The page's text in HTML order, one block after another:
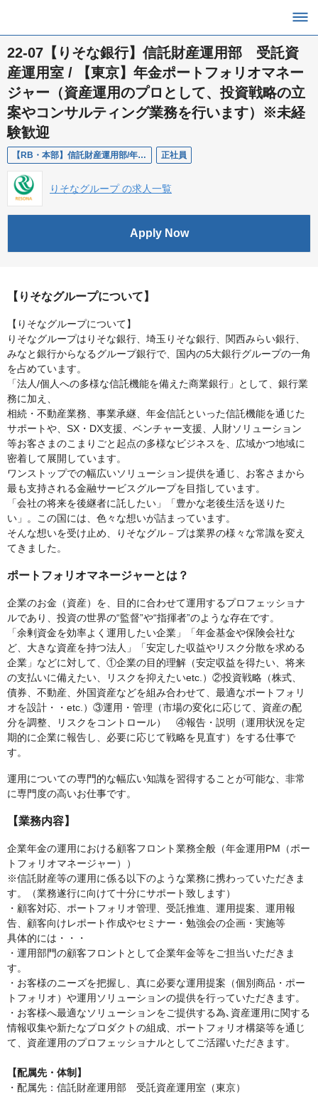
22-07【りそな銀行】信託財産運用部 受託資
産運用室 / 【東京】年金ポートフォリオマネー
ジャー（資産運用のプロとして、投資戦略の立
案やコンサルティング業務を行います）※未経
験歓迎
【RB・本部】信託財産運用部/年金ポートフォリオマネージャー 正社員
りそなグループ の求人一覧
Apply Now
【りそなグループについて】
【りそなグループについて】
りそなグループはりそな銀行、埼玉りそな銀行、関西みらい銀行、
みなと銀行からなるグループ銀行で、国内の5大銀行グループの一角
を占めています。
「法人/個人への多様な信託機能を備えた商業銀行」として、銀行業
務に加え、
相続・不動産業務、事業承継、年金信託といった信託機能を通じた
サポートや、SX・DX支援、ベンチャー支援、人財ソリューション
等お客さまのこまりごと起点の多様なビジネスを、広域かつ地域に
密着して展開しています。
ワンストップでの幅広いソリューション提供を通じ、お客さまから
最も支持される金融サービスグループを目指しています。
「会社の将来を後継者に託したい」「豊かな老後生活を送りた
い」。この国には、色々な想いが詰まっています。
そんな想いを受け止め、りそなグル－プは業界の様々な常識を変え
てきました。
ポートフォリオマネージャーとは？
企業のお金（資産）を、目的に合わせて運用するプロフェッショナ
ルであり、投資の世界の“監督”や“指揮者”のような存在です。
「余剰資金を効率よく運用したい企業」「年金基金や保険会社な
ど、大きな資産を持つ法人」「安定した収益やリスク分散を求める
企業」などに対して、①企業の目的理解（安定収益を得たい、将来
の支払いに備えたい、リスクを抑えたいetc.）②投資戦略（株式、
債券、不動産、外国資産などを組み合わせて、最適なポートフォリ
オを設計・・etc.）③運用・管理（市場の変化に応じて、資産の配
分を調整、リスクをコントロール） ④報告・説明（運用状況を定
期的に企業に報告し、必要に応じて戦略を見直す）をする仕事で
す。
運用についての専門的な幅広い知識を習得することが可能な、非常
に専門度の高いお仕事です。
【業務内容】
企業年金の運用における顧客フロント業務全般（年金運用PM（ポー
トフォリオマネージャー））
※信託財産等の運用に係る以下のような業務に携わっていただきま
す。（業務遂行に向けて十分にサポート致します）
・顧客対応、ポートフォリオ管理、受託推進、運用提案、運用報
告、顧客向けレポート作成やセミナー・勉強会の企画・実施等
具体的には・・・
・運用部門の顧客フロントとして企業年金等をご担当いただきま
す。
・お客様のニーズを把握し、真に必要な運用提案（個別商品・ポー
トフォリオ）や運用ソリューションの提供を行っていただきます。
・お客様へ最適なソリューションをご提供する為､資産運用に関する
情報収集や新たなプロダクトの組成、ポートフォリオ構築等を通じ
て、資産運用のプロフェッショナルとしてご活躍いただきます。
【配属先・体制】
・配属先：信託財産運用部 受託資産運用室（東京）